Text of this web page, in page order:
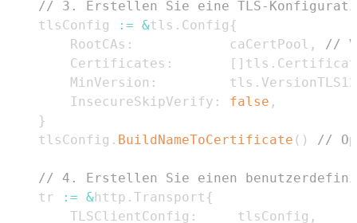
// 3. Erstellen Sie eine TLS-
	tlsConfig
:= &tls . Config {
		RootCAs
:
            caCertPool
,
//
		Certificates
: [ ] tls .
		MinVersion
:
         tls
. VersionTLS12
		InsecureSkipVerify
: false ,
}
	tlsConfig
. BuildNameToCertificate ( ) //
// 4. Erstellen Sie einen
	tr
:= &http . Transport {
		TLSClientConfig
:
     tlsConfig
,